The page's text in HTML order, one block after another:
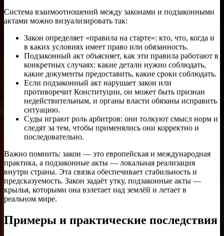
Система взаимоотношений между законами и подзаконными
актами можно визуализировать так:
Закон определяет «правила на старте»: кто, что, когда и
в каких условиях имеет право или обязанность.
Подзаконный акт объясняет, как эти правила работают в
конкретных случаях: какие детали нужно соблюдать,
какие документы предоставить, какие сроки соблюдать.
Если подзаконный акт нарушает закон или
противоречит Конституции, он может быть признан
недействительным, и органы власти обязаны исправить
ситуацию.
Суды играют роль арбитров: они толкуют смысл норм и
следят за тем, чтобы применялись они корректно и
последовательно.
Важно помнить: закон — это европейская и международная
практика, а подзаконные акты — локальная реализация
внутри страны. Эта связка обеспечивает стабильность и
предсказуемость. Закон задаёт утку, подзаконные акты —
крылья, которыми она взлетает над землёй и летает в
реальном мире.
Примеры и практические последствия